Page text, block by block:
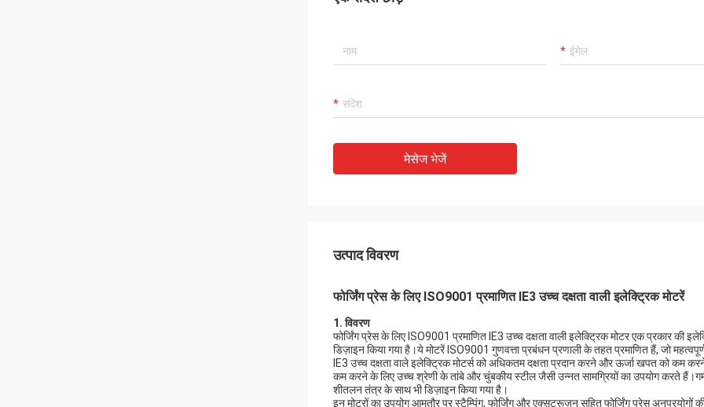
मेसेज भेजें
उत्पाद विवरण
फोर्जिंग प्रेस के लिए ISO9001 प्रमाणित IE3 उच्च दक्षता वाली इलेक्ट्रिक मोटरें
1. विवरण
फोर्जिंग प्रेस के लिए ISO9001 प्रमाणित IE3 उच्च दक्षता वाली इलेक्ट्रिक मोटर एक प्रकार की
डिज़ाइन किया गया है।ये मोटरें ISO9001 गुणवत्ता प्रबंधन प्रणाली के तहत प्रमाणित हैं, जो
IE3 उच्च दक्षता वाले इलेक्ट्रिक मोटर्स को अधिकतम दक्षता प्रदान करने और ऊर्जा खपत को कम
कम करने के लिए उच्च श्रेणी के तांबे और चुंबकीय स्टील जैसी उन्नत सामग्रियों का उपयोग करते
शीतलन तंत्र के साथ भी डिज़ाइन किया गया है।
इन मोटरों का उपयोग आमतौर पर स्टैम्पिंग, फोर्जिंग और एक्सट्रूज़न सहित फोर्जिंग प्रेस